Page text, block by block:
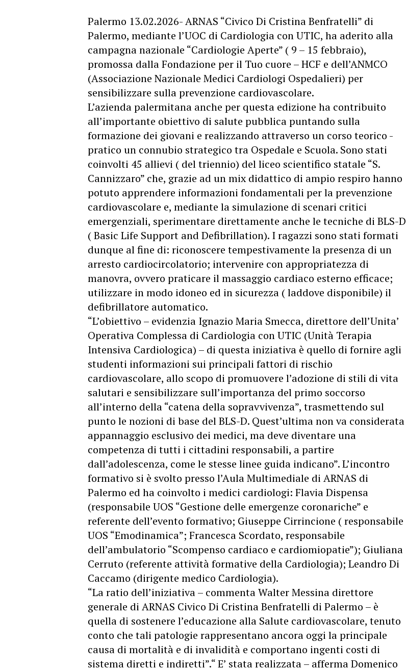
Palermo 13.02.2026- ARNAS “Civico Di Cristina Benfratelli” di
Palermo, mediante l’UOC di Cardiologia con UTIC, ha aderito alla
campagna nazionale “Cardiologie Aperte” ( 9 – 15 febbraio),
promossa dalla Fondazione per il Tuo cuore – HCF e dell’ANMCO
(Associazione Nazionale Medici Cardiologi Ospedalieri) per
sensibilizzare sulla prevenzione cardiovascolare.
L’azienda palermitana anche per questa edizione ha contribuito
all’importante obiettivo di salute pubblica puntando sulla
formazione dei giovani e realizzando attraverso un corso teorico -
pratico un connubio strategico tra Ospedale e Scuola. Sono stati
coinvolti 45 allievi ( del triennio) del liceo scientifico statale “S.
Cannizzaro” che, grazie ad un mix didattico di ampio respiro hanno
potuto apprendere informazioni fondamentali per la prevenzione
cardiovascolare e, mediante la simulazione di scenari critici
emergenziali, sperimentare direttamente anche le tecniche di BLS-D
( Basic Life Support and Defibrillation). I ragazzi sono stati formati
dunque al fine di: riconoscere tempestivamente la presenza di un
arresto cardiocircolatorio; intervenire con appropriatezza di
manovra, ovvero praticare il massaggio cardiaco esterno efficace;
utilizzare in modo idoneo ed in sicurezza ( laddove disponibile) il
defibrillatore automatico.
“L’obiettivo – evidenzia Ignazio Maria Smecca, direttore dell’Unita’
Operativa Complessa di Cardiologia con UTIC (Unità Terapia
Intensiva Cardiologica) – di questa iniziativa è quello di fornire agli
studenti informazioni sui principali fattori di rischio
cardiovascolare, allo scopo di promuovere l’adozione di stili di vita
salutari e sensibilizzare sull’importanza del primo soccorso
all’interno della “catena della sopravvivenza”, trasmettendo sul
punto le nozioni di base del BLS-D. Quest’ultima non va considerata
appannaggio esclusivo dei medici, ma deve diventare una
competenza di tutti i cittadini responsabili, a partire
dall’adolescenza, come le stesse linee guida indicano”. L’incontro
formativo si è svolto presso l’Aula Multimediale di ARNAS di
Palermo ed ha coinvolto i medici cardiologi: Flavia Dispensa
(responsabile UOS “Gestione delle emergenze coronariche” e
referente dell’evento formativo; Giuseppe Cirrincione ( responsabile
UOS “Emodinamica”; Francesca Scordato, responsabile
dell’ambulatorio “Scompenso cardiaco e cardiomiopatie”); Giuliana
Cerruto (referente attività formative della Cardiologia); Leandro Di
Caccamo (dirigente medico Cardiologia).
“La ratio dell’iniziativa – commenta Walter Messina direttore
generale di ARNAS Civico Di Cristina Benfratelli di Palermo – è
quella di sostenere l’educazione alla Salute cardiovascolare, tenuto
conto che tali patologie rappresentano ancora oggi la principale
causa di mortalità e di invalidità e comportano ingenti costi di
sistema diretti e indiretti”.“ E’ stata realizzata – afferma Domenico